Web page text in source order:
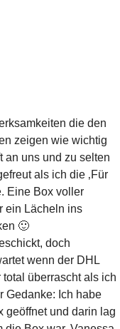
die den
zeigen wie wichtig
an uns und zu selten
als ich die ‚Für
Eine Box voller
ein Lächeln ins
🙂
doch
wenn der DHL
überrascht als ich
Gedanke: Ich habe
geöffnet und darin lag